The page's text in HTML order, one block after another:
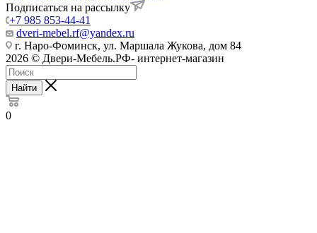
Подписаться на рассылку
+7 985 853-44-41
dveri-mebel.rf@yandex.ru
г. Наро-Фоминск, ул. Маршала Жукова, дом 84
2026 © Двери-Мебель.РФ- интернет-магазин
Найти
0